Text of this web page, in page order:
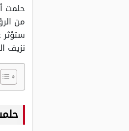
حلمت
من
نزيف